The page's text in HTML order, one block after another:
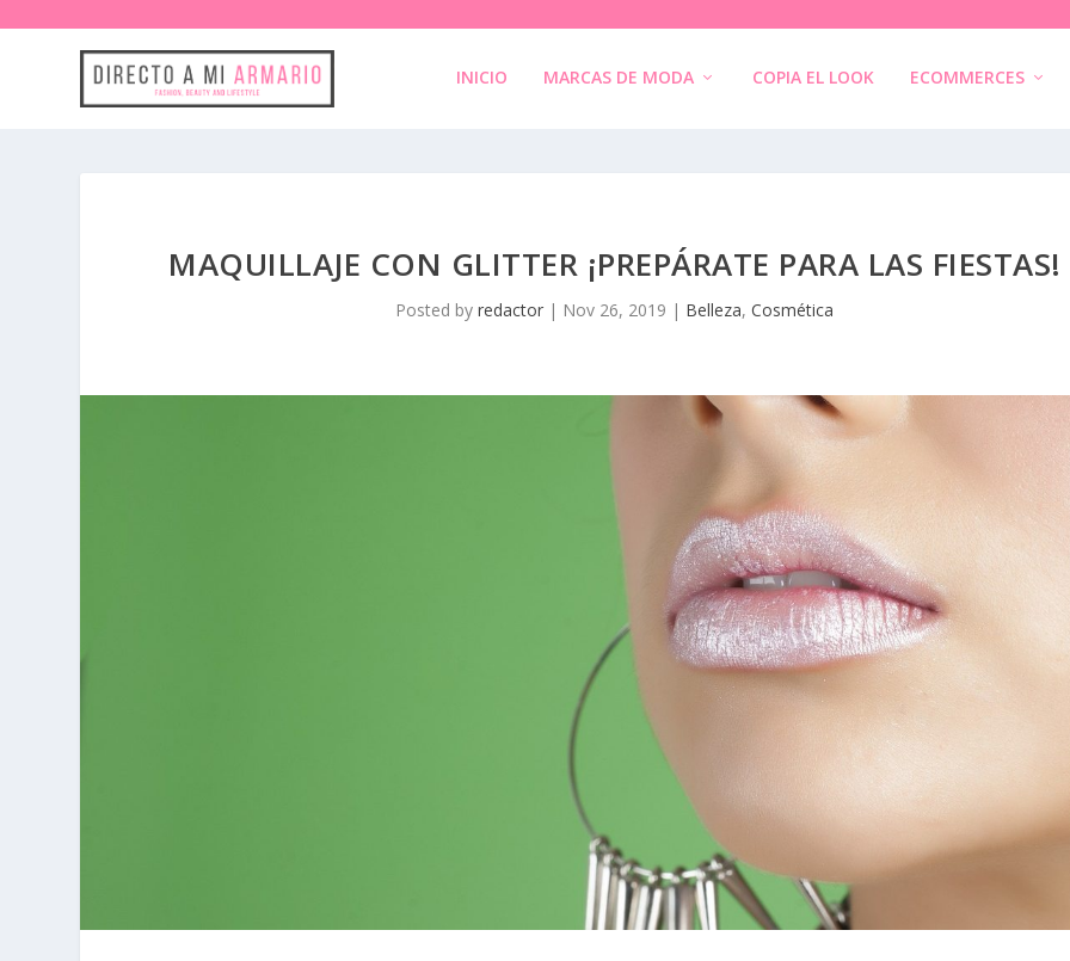
INICIO MARCAS DE MODA COPIA EL LOOK ECOMMERCES
MAQUILLAJE CON GLITTER ¡PREPÁRATE PARA LAS FIESTAS!
Posted byredactor | Nov 26, 2019 | Belleza,Cosmética